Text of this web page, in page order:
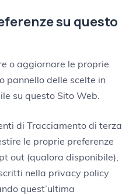
su questo
o aggiornare le proprie
pannello delle scelte in
su questo Sito Web.
di Tracciamento di terza
le proprie preferenze
out (qualora disponibile),
nella privacy policy
quest’ultima